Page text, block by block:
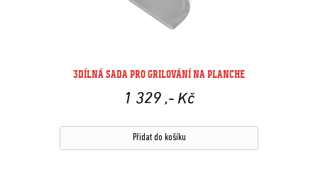
3DÍLNÁ SADA PRO GRILOVÁNÍ NA PLANCHE
1 329 ,- Kč
Přidat do košíku